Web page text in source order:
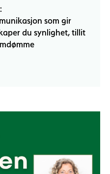
som gir
du synlighet, tillit